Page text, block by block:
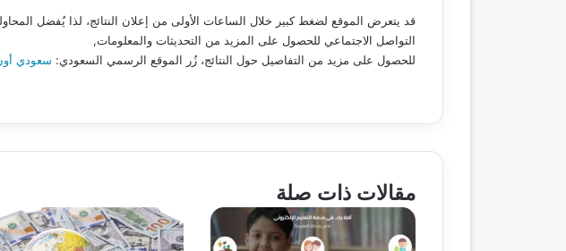
قد يتعرض الموقع لضغط كبير خلال الساعات الأولى من إعلان النتائج، لذا يُفضل
التواصل الاجتماعي للحصول على المزيد من التحديثات والمعلومات,
للحصول على مزيد من التفاصيل حول النتائج، زُر الموقع الرسمي السعودي: سعودي
مقالات ذات صلة